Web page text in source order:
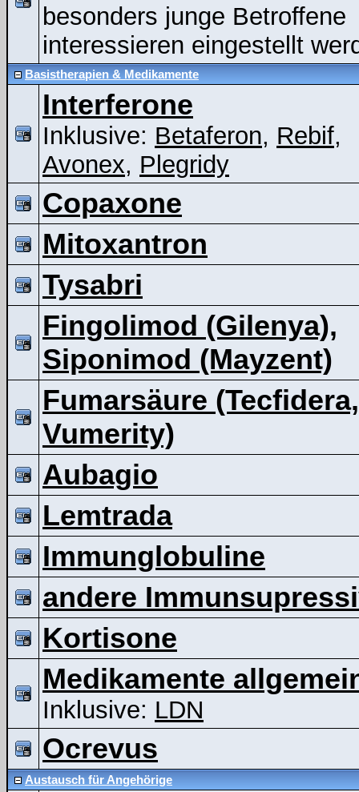
besonders junge Betroffene
interessieren eingestellt
Basistherapien & Medikamente
Interferone
Inklusive: Betaferon, Rebif,
Avonex, Plegridy
Copaxone
Mitoxantron
Tysabri
Fingolimod (Gilenya),
Siponimod (Mayzent)
Fumarsäure (Tecfidera,
Vumerity)
Aubagio
Lemtrada
Immunglobuline
andere
Kortisone
Medikamente
Inklusive: LDN
Ocrevus
Austausch für Angehörige